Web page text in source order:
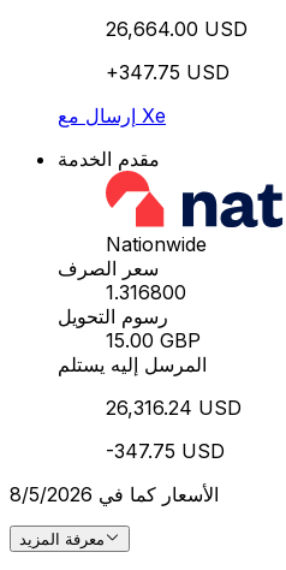
26,664.00 USD
+347.75 USD
إرسال مع Xe
مقدم الخدمة
Nationwide
سعر الصرف
1.316800
رسوم التحويل
15.00 GBP
المرسل إليه يستلم
26,316.24 USD
-347.75 USD
الأسعار كما في 8/5/2026
معرفة المزيد